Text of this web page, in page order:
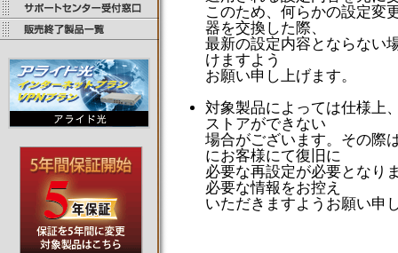
このため、何らかの設定変
器を交換した際、
最新の設定内容とならない
けますよう
お願い申し上げます。
対象製品によっては仕様上
ストアができない
場合がございます。その際
にお客様にて復旧に
必要な再設定が必要となり
必要な情報をお控え
いただきますようお願い申